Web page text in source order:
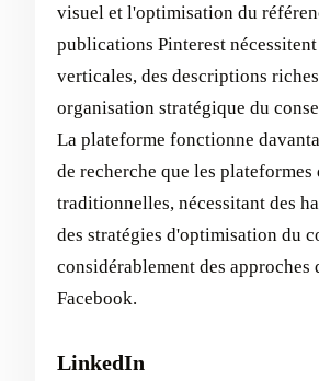
visuel et l'optimisation du
publications Pinterest nécessitent
verticales, des descriptions
organisation stratégique du
La plateforme fonctionne
de recherche que les plateformes
traditionnelles, nécessitant des
des stratégies d'optimisation du
considérablement des approches
Facebook.
LinkedIn